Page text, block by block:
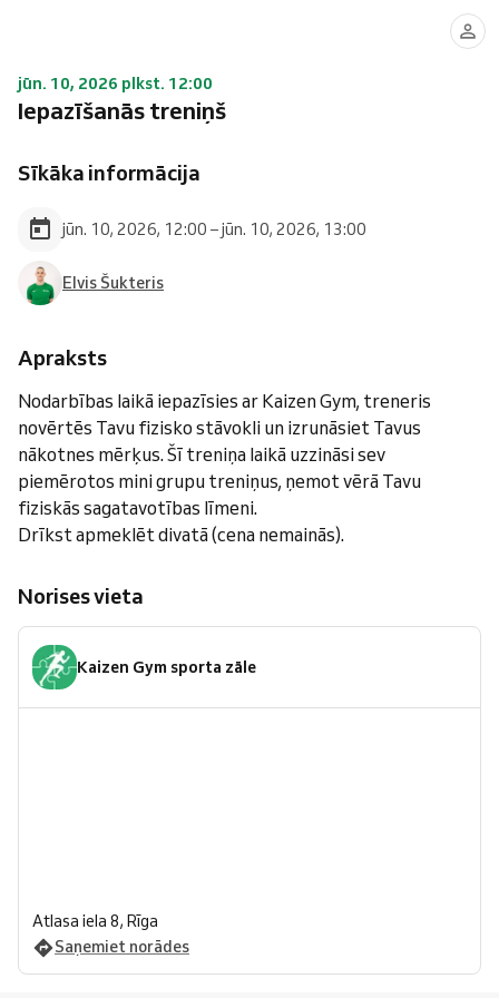
jūn. 10, 2026 plkst. 12:00
Iepazīšanās treniņš
Sīkāka informācija
jūn. 10, 2026, 12:00 – jūn. 10, 2026, 13:00
Elvis Šukteris
Apraksts
Nodarbības laikā iepazīsies ar Kaizen Gym, treneris
novērtēs Tavu fizisko stāvokli un izrunāsiet Tavus
nākotnes mērķus. Šī treniņa laikā uzzināsi sev
piemērotos mini grupu treniņus, ņemot vērā Tavu
fiziskās sagatavotības līmeni.
Drīkst apmeklēt divatā (cena nemainās).
Norises vieta
Kaizen Gym sporta zāle
Atlasa iela 8, Rīga
Saņemiet norādes